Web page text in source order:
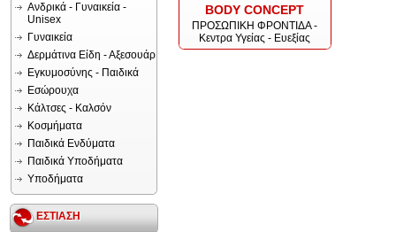
Ανδρικά - Γυναικεία -
Unisex
Γυναικεία
Δερμάτινα Είδη - Αξεσουάρ
Εγκυμοσύνης - Παιδικά
Εσώρουχα
Κάλτσες - Καλσόν
Κοσμήματα
Παιδικά Ενδύματα
Παιδικά Υποδήματα
Υποδήματα
ΕΣΤΙΑΣΗ
BODY CONCEPT
ΠΡΟΣΩΠΙΚΗ ΦΡΟΝΤΙΔΑ -
Κεντρα Υγείας - Ευεξίας